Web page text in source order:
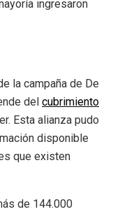
ingresaron
la campaña de De
del cubrimiento
Esta alianza pudo
disponible
que existen
de 144.000